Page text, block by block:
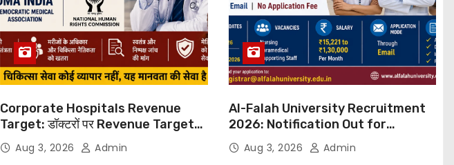
Corporate Hospitals Revenue
Target: डॉक्टरों पर Revenue Targets
थोपने के खिलाफ DMA India का बड़ा कदम,
NHRC से Suo Motu जांच की मांग
Aug 3, 2026 Admin
Al-Falah University Recruitment
2026: Notification Out for
Nursing, Paramedical &
Supporting Staff Posts, Apply
Aug 3, 2026 Admin